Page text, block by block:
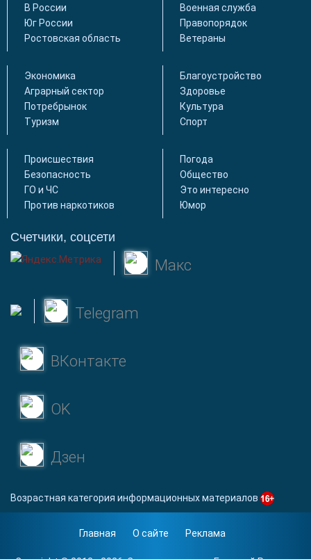
В России
Юг России
Ростовская область
Военная служба
Правопорядок
Ветераны
Экономика
Аграрный сектор
Потребрынок
Туризм
Благоустройство
Здоровье
Культура
Спорт
Происшествия
Безопасность
ГО и ЧС
Против наркотиков
Погода
Общество
Это интересно
Юмор
Счетчики, соцсети
Макс
Telegram
ВКонтакте
OK
Дзен
Возрастная категория информационных материалов
Главная О сайте Реклама